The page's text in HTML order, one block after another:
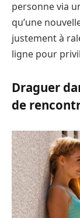
personne via
qu’une
justement à
ligne pour
Draguer
de